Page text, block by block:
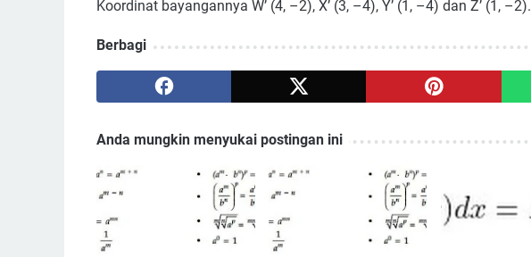
Koordinat bayangannya W’ (4, –2), X’ (3, –4), Y’ (1, –4) dan Z’ (1, –2).
Berbagi
Anda mungkin menyukai postingan ini